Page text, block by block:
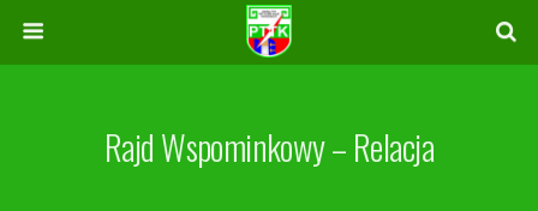
Rajd Wspominkowy – Relacja